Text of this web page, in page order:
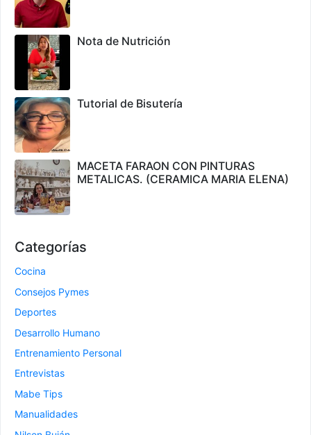
Nota de Nutrición
Tutorial de Bisutería
MACETA FARAON CON PINTURAS
METALICAS. (CERAMICA MARIA ELENA)
Categorías
Cocina
Consejos Pymes
Deportes
Desarrollo Humano
Entrenamiento Personal
Entrevistas
Mabe Tips
Manualidades